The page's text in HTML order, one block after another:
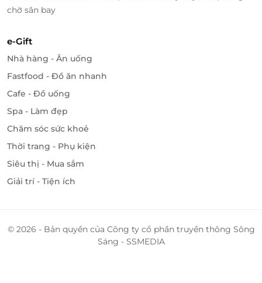
những thiết bị đa dạng và chuyên dụng.
Phòng tập với những thiết bị đa dạng và chuyên dụng
những món ăn truyền thống Việt với hương vị đậm
đà cùng thực đơn Á - Âu phong phú và đa dạng,
chờ sân bay
e-Gift
Nhà hàng - Ăn uống
Fastfood - Đồ ăn nhanh
Cafe - Đồ uống
Spa - Làm đẹp
Chăm sóc sức khoẻ
Thời trang - Phụ kiện
Siêu thị - Mua sắm
Giải trí - Tiện ích
© 2026 - Bản quyền của Công ty cổ phần truyền thông Sông
Sáng - SSMEDIA